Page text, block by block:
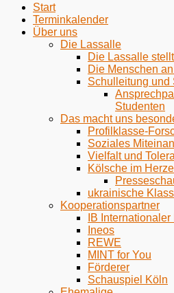
oben
Start
Terminkalender
Über uns
Die Lassalle
Die Lassalle
Die Menschen
Schulleitung und
Studenten
Das macht uns
Profilklasse-
Soziales
Vielfalt und
Kölsche im
ukrainische
Kooperationspartner
IB Internationaler
Ineos
REWE
MINT for You
Förderer
Schauspiel Köln